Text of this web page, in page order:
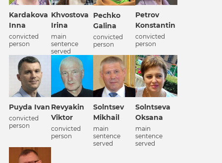
Kardakova
Inna
convicted
person
Khvostova
Irina
main
sentence
served
Pechko
Galina
convicted
person
Petrov
Konstantin
convicted
person
Puyda Ivan
convicted
person
Revyakin
Viktor
convicted
person
Solntsev
Mikhail
main
sentence
served
Solntseva
Oksana
main
sentence
served